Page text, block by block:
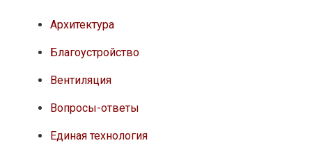
Архитектура
Благоустройство
Вентиляция
Вопросы-ответы
Единая технология